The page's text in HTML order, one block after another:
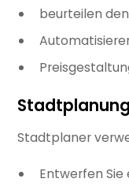
beurteilen
Stadtplaner
Entwerfen